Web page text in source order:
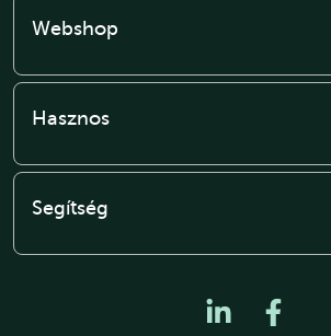
Webshop
Hasznos
Segítség